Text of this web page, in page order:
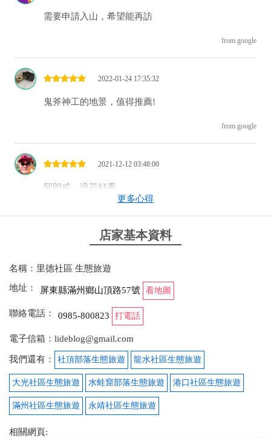
需要申請入山，希望能再訪
from google
2022-01-24 17:35:32
鬼斧神工的地景，值得推薦!
from google
2021-12-12 03:48:00
阿朗貳，浪花好看。
海岸線奇岩怪石特多
2021-10-29 10:39:25
溪仔口溪步道(阿塱貳) 海蝕地型 太平洋岸 最美是沒有
人(需申請)輕鬆走 佳樂水對面 里德村
更多心得
店家基本資料
名稱：里德社區 生態旅遊
地址：
屏東縣滿州鄉山頂路57號 看地圖
聯絡電話： 0985-800823 打電話
電子信箱：lideblog@gmail.com
我們還有： 社頂部落生態旅遊 龍水社區生態旅遊
大光社區生態旅遊 水蛙窟部落生態旅遊 港口社區生態旅遊
滿州社區生態旅遊 永靖社區生態旅遊
相關網頁: